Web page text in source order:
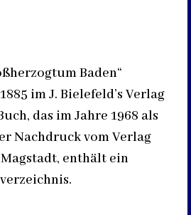
Baden“
im J. Bielefeld’s Verlag
das im Jahre 1968 als
Nachdruck vom Verlag
enthält ein